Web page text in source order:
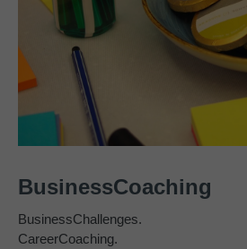
BusinessCoaching
BusinessChallenges.
CareerCoaching.